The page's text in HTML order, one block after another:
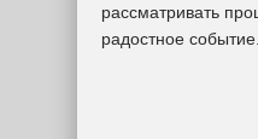
рассматривать
радостное событие.